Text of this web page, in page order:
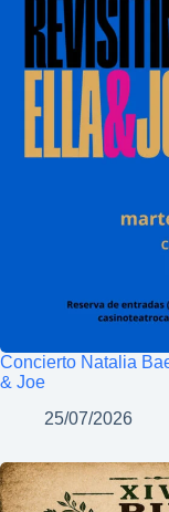
Concierto Natalia
& Joe
25/07/2026